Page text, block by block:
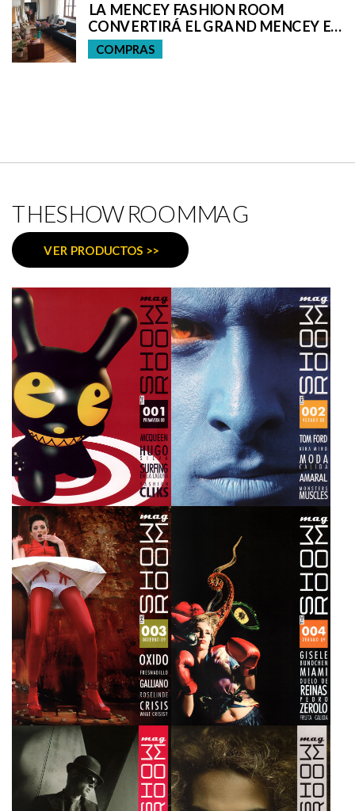
LA MENCEY FASHION ROOM
CONVERTIRÁ EL GRAND MENCEY EN
UNA BOUTIQUE DE LUJO
COMPRAS
THESHOWROOMMAG
VER PRODUCTOS >>